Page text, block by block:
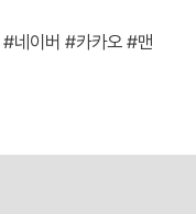
#네이버 #카카오 #맨